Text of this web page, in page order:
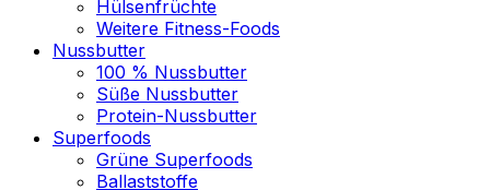
Hülsenfrüchte
Weitere Fitness-Foods
Nussbutter
100 % Nussbutter
Süße Nussbutter
Protein-Nussbutter
Superfoods
Grüne Superfoods
Ballaststoffe